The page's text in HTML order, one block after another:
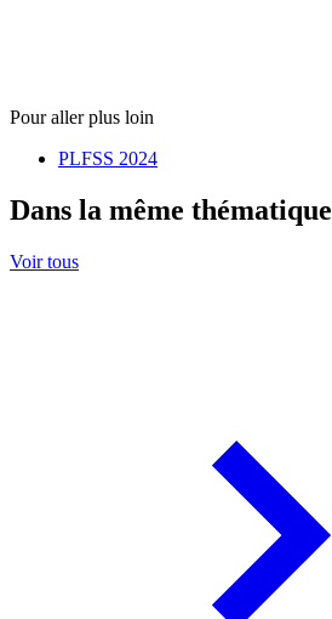
Pour aller plus loin
PLFSS 2024
Dans la même thématique
Voir tous